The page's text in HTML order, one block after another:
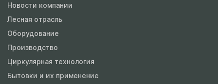
Новости компании
Лесная отрасль
Оборудование
Производство
Циркулярная технология
Бытовки и их применение